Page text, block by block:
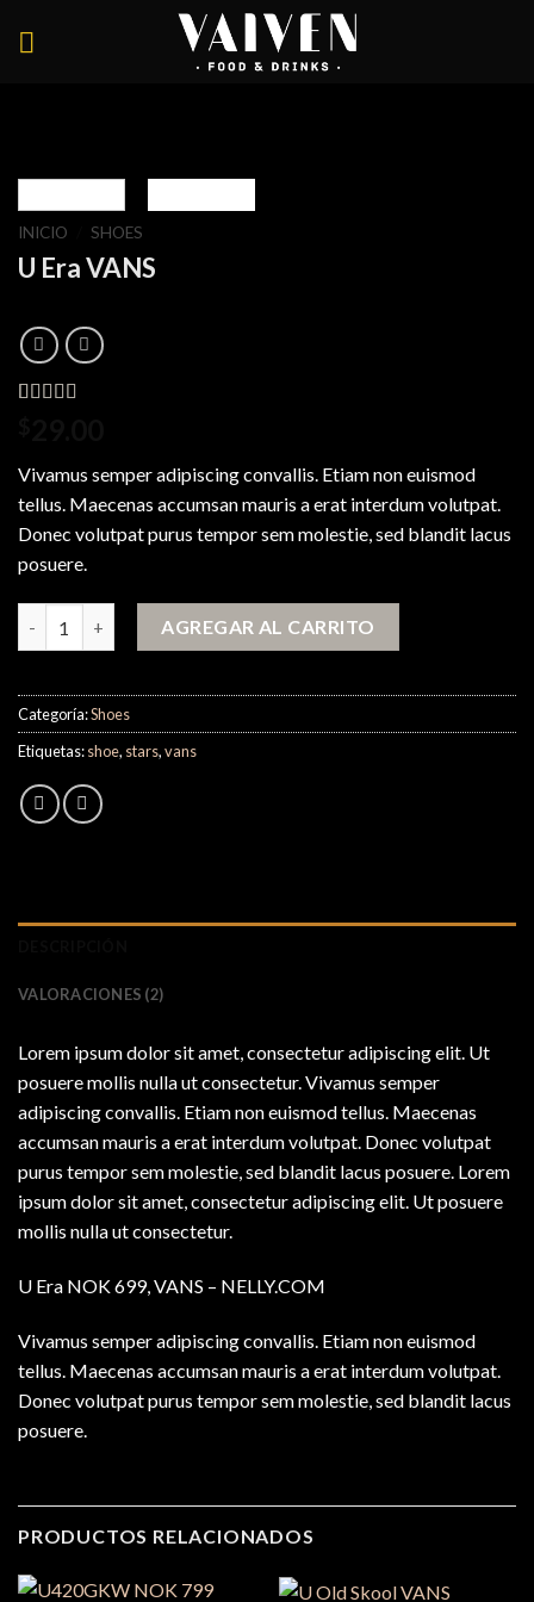
INICIO SHOES
U Era VANS
basado
en
puntuaciones
de
Vivamus semper adipiscing convallis. Etiam non euismod
tellus. Maecenas accumsan mauris a erat interdum volutpat.
Donec volutpat purus tempor sem molestie, sed blandit lacus
posuere.
AGREGAR AL CARRITO
Categoría:Shoes
Etiquetas:shoe, stars,vans
VALORACIONES (2)
Lorem ipsum dolor sit amet, consectetur adipiscing elit. Ut
posuere mollis nulla ut consectetur. Vivamus semper
adipiscing convallis. Etiam non euismod tellus. Maecenas
accumsan mauris a erat interdum volutpat. Donec volutpat
purus tempor sem molestie, sed blandit lacus posuere. Lorem
ipsum dolor sit amet, consectetur adipiscing elit. Ut posuere
mollis nulla ut consectetur.
U Era NOK 699, VANS – NELLY.COM
Vivamus semper adipiscing convallis. Etiam non euismod
tellus. Maecenas accumsan mauris a erat interdum volutpat.
Donec volutpat purus tempor sem molestie, sed blandit lacus
posuere.
PRODUCTOS RELACIONADOS